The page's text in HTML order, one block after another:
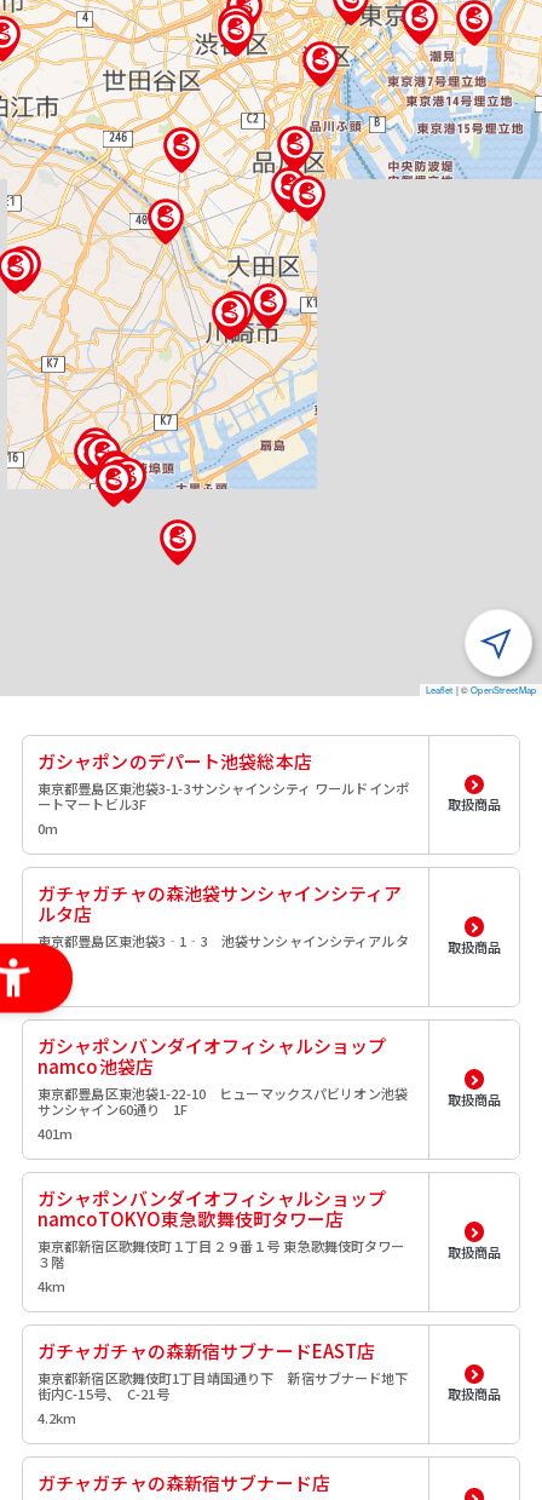
Leaflet |©OpenStreetMap
ガシャポンのデパート池袋総本店
東京都豊島区東池袋3-1-3サンシャインシティ ワールドインポ
ートマートビル3F
0m
取扱商品
ガチャガチャの森池袋サンシャインシティア
ルタ店
東京都豊島区東池袋3‐1‐3 池袋サンシャインシティアルタ
取扱商品
ガシャポンバンダイオフィシャルショップ
namco池袋店
東京都豊島区東池袋1-22-10 ヒューマックスパビリオン池袋
サンシャイン60通り 1F
401m
取扱商品
ガシャポンバンダイオフィシャルショップ
namcoTOKYO東急歌舞伎町タワー店
東京都新宿区歌舞伎町１丁目２９番１号 東急歌舞伎町タワー
３階
4km
取扱商品
ガチャガチャの森新宿サブナードEAST店
東京都新宿区歌舞伎町1丁目靖国通り下 新宿サブナード地下
街内C-15号、 C-21号
4.2km
取扱商品
ガチャガチャの森新宿サブナード店